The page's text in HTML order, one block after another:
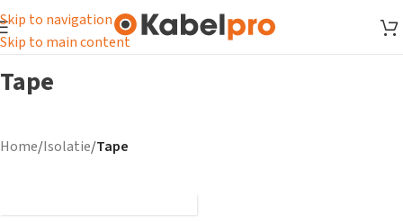
Skip to navigation
Skip to main content
Tape
Home/Isolatie/Tape